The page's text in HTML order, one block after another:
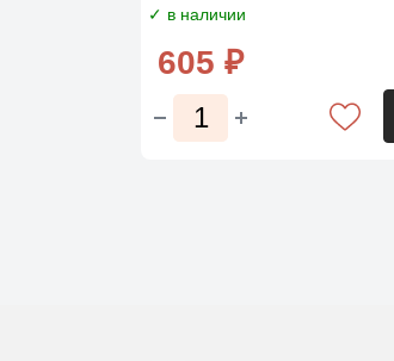
✓ в наличии
605 ₽